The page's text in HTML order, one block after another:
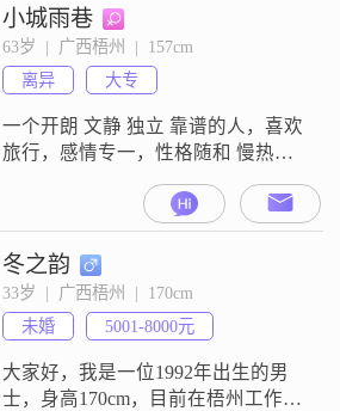
非常注重自我成长和发展，虽然学
历是中专，但我通过自己的努力，
在职场上取得了一定的成绩。我对
待工作认真负责，积极主动，能够
很好地完成各项任务。在生活中，
我
小城雨巷
63岁  |  广西梧州  |  157cm
离异
大专
一个开朗 文静 独立 靠谱的人，喜欢
旅行，感情专一，性格随和 慢热，
些，女儿在另外一个城市工作，希
望对方无不良嗜好。一个懂你的人
才佩对得上你的余生，我在这里，
你在哪？渴望能遇到一个对的人，
相濡以沫，牵手一生。有不良企
图、欺诈念想的人请绕道。谢谢！
加锁的我看不到，抱歉！
冬之韵
33岁  |  广西梧州  |  170cm
未婚
5001-8000元
大家好，我是一位1992年出生的男
士，身高170cm，目前在梧州工作